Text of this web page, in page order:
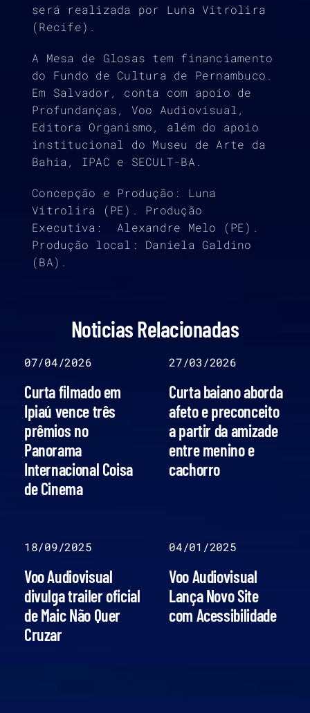
será realizada por Luna Vitrolira
(Recife).
A Mesa de Glosas tem financiamento
do Fundo de Cultura de Pernambuco.
Em Salvador, conta com apoio de
Profundanças, Voo Audiovisual,
Editora Organismo, além do apoio
institucional do Museu de Arte da
Bahia, IPAC e SECULT-BA.
Concepção e Produção: Luna
Vitrolira (PE). Produção
Executiva: Alexandre Melo (PE).
Produção local: Daniela Galdino
(BA).
Noticias Relacionadas
07/04/2026
Curta filmado em
Ipiaú vence três
prêmios no
Panorama
Internacional Coisa
de Cinema
27/03/2026
Curta baiano aborda
afeto e preconceito
a partir da amizade
entre menino e
cachorro
18/09/2025
Voo Audiovisual
divulga trailer oficial
de Maic Não Quer
Cruzar
04/01/2025
Voo Audiovisual
Lança Novo Site
com Acessibilidade